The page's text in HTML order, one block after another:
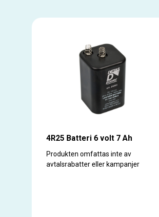
4R25 Batteri 6 volt 7 Ah
Produkten omfattas inte av
avtalsrabatter eller kampanjer